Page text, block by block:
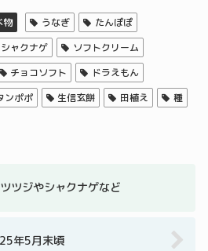
物 うなぎ
たんぽぽ
シャクナゲ
ソフトクリーム
チョコソフト
ドラえもん
ンポポ 生信玄餅 田植え
種
ツツジやシャクナゲなど
年5月末頃